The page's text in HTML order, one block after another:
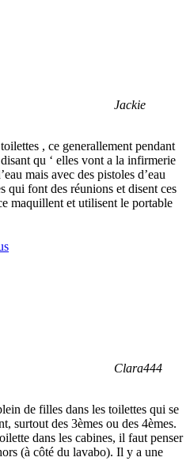
Jackie
, ce generallement pendant
qu ‘ elles vont a la infirmerie
mais avec des pistoles d’eau
qui font des réunions et disent ces
maquillent et utilisent le portable
Clara444
de filles dans les toilettes qui se
surtout des 3èmes ou des 4èmes.
dans les cabines, il faut penser
(à côté du lavabo). Il y a une